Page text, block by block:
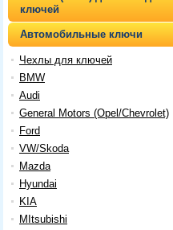
ключей
Автомобильные ключи
Чехлы для ключей
BMW
Audi
General Motors (Opel/Chevrolet)
Ford
VW/Skoda
Mazda
Hyundai
KIA
MItsubishi